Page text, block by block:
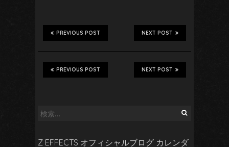
NEXT POST
PREVIOUS POST
NEXT POST
PREVIOUS POST
検
Z EFFECTS オフィシャルブログ カレンダ